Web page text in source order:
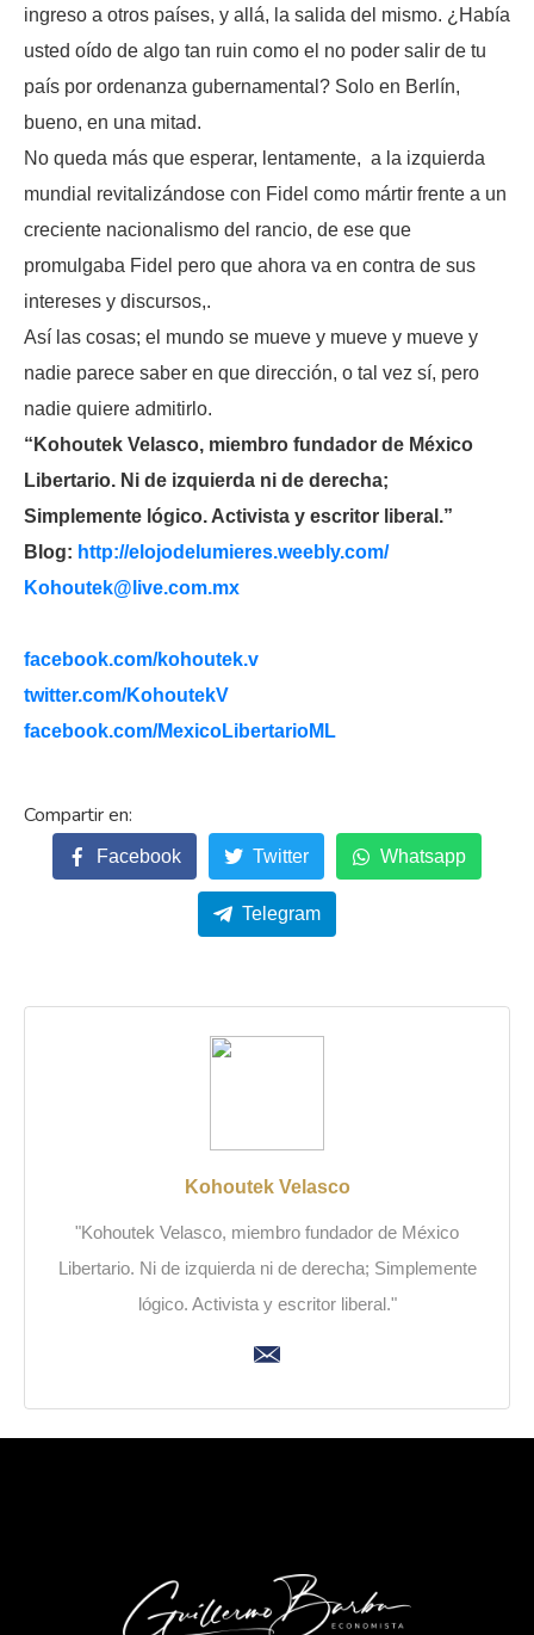
ingreso a otros países, y allá, la salida del mismo. ¿Había
usted oído de algo tan ruin como el no poder salir de tu
país por ordenanza gubernamental? Solo en Berlín,
bueno, en una mitad.
No queda más que esperar, lentamente, a la izquierda
mundial revitalizándose con Fidel como mártir frente a un
creciente nacionalismo del rancio, de ese que
promulgaba Fidel pero que ahora va en contra de sus
intereses y discursos,.
Así las cosas; el mundo se mueve y mueve y mueve y
nadie parece saber en que dirección, o tal vez sí, pero
nadie quiere admitirlo.
“Kohoutek Velasco, miembro fundador de México
Libertario. Ni de izquierda ni de derecha;
Simplemente lógico. Activista y escritor liberal.”
Blog: http://elojodelumieres.weebly.com/
Kohoutek@live.com.mx
facebook.com/kohoutek.v
twitter.com/KohoutekV
facebook.com/MexicoLibertarioML
Facebook Twitter Whatsapp
Telegram
Kohoutek Velasco
"Kohoutek Velasco, miembro fundador de México
Libertario. Ni de izquierda ni de derecha; Simplemente
lógico. Activista y escritor liberal."